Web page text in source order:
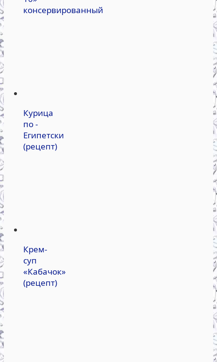
консервированный
Курица
по -
Египетски
(рецепт)
Крем-
суп
«Кабачок»
(рецепт)